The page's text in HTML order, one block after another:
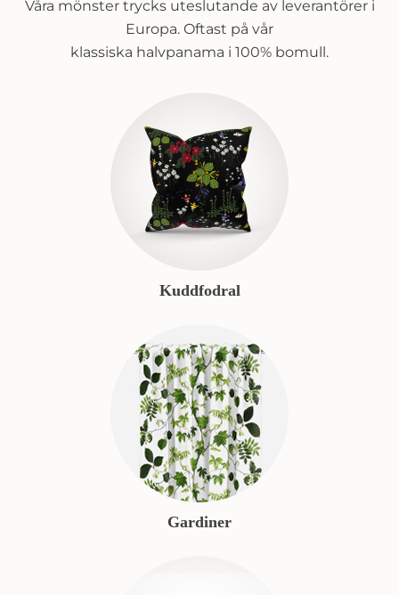
Våra mönster trycks uteslutande av leverantörer i
Europa. Oftast på vår
klassiska halvpanama i 100% bomull.
Kuddfodral
Gardiner